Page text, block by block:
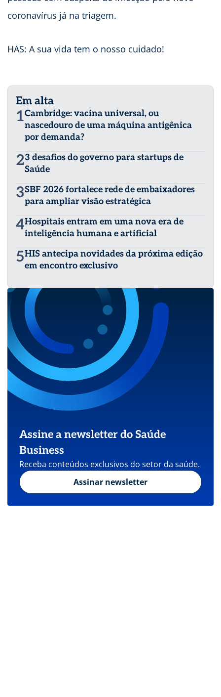
coronavírus já na triagem.
HAS: A sua vida tem o nosso cuidado!
Em alta
1Cambridge: vacina universal, ou
nascedouro de uma máquina antigênica
por demanda?
23 desafios do governo para startups de
Saúde
3SBF 2026 fortalece rede de embaixadores
para ampliar visão estratégica
4Hospitais entram em uma nova era de
inteligência humana e artificial
5HIS antecipa novidades da próxima edição
em encontro exclusivo
Assine a newsletter do Saúde
Business
Receba conteúdos exclusivos do setor da saúde.
Assinar newsletter